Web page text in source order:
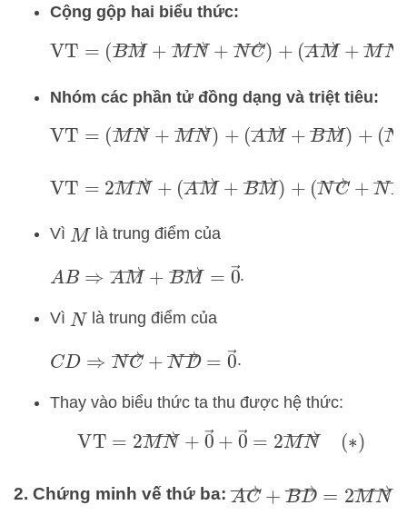
Cộng gộp hai biểu thức:
VT=(BM→+MN→+ NC→)+
Nhóm các phần tử đồng dạng và triệt tiêu:
VT= (MN→+ MN→ )+ (AM→+ BM→)+
VT=2MN →+(AM→+B M →)+
Vì M là trung điểm của
A B⇒A M→+B M→ =0 →.
Vì N là trung điểm của
CD⇒N C→ +ND→ =0→.
Thay vào biểu thức ta thu được hệ thức:
VT=2 MN→+0 →+0→= 2MN→ ∗)
2. Chứng minh vế thứ ba: AC→ +BD → =2MN